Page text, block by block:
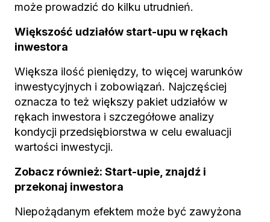
może prowadzić do kilku utrudnień.
Większość udziałów start-upu w rękach
inwestora
Większa ilość pieniędzy, to więcej warunków
inwestycyjnych i zobowiązań. Najczęściej
oznacza to też większy pakiet udziałów w
rękach inwestora i szczegółowe analizy
kondycji przedsiębiorstwa w celu ewaluacji
wartości inwestycji.
Zobacz również: Start-upie, znajdź i
przekonaj inwestora
Niepożądanym efektem może być zawyżona